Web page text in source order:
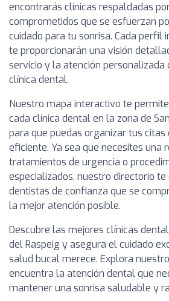
encontrarás clínicas respaldadas
comprometidos que se esfuerzan
cuidado para tu sonrisa. Cada perfil
te proporcionarán una visión
servicio y la atención personalizada
clínica dental.
Nuestro mapa interactivo te
cada clínica dental en la zona de
para que puedas organizar tus
eficiente. Ya sea que necesites una
tratamientos de urgencia o
especializados, nuestro directorio te
dentistas de confianza que se
la mejor atención posible.
Descubre las mejores clínicas
del Raspeig y asegura el cuidado
salud bucal merece. Explora
encuentra la atención dental que
mantener una sonrisa saludable y